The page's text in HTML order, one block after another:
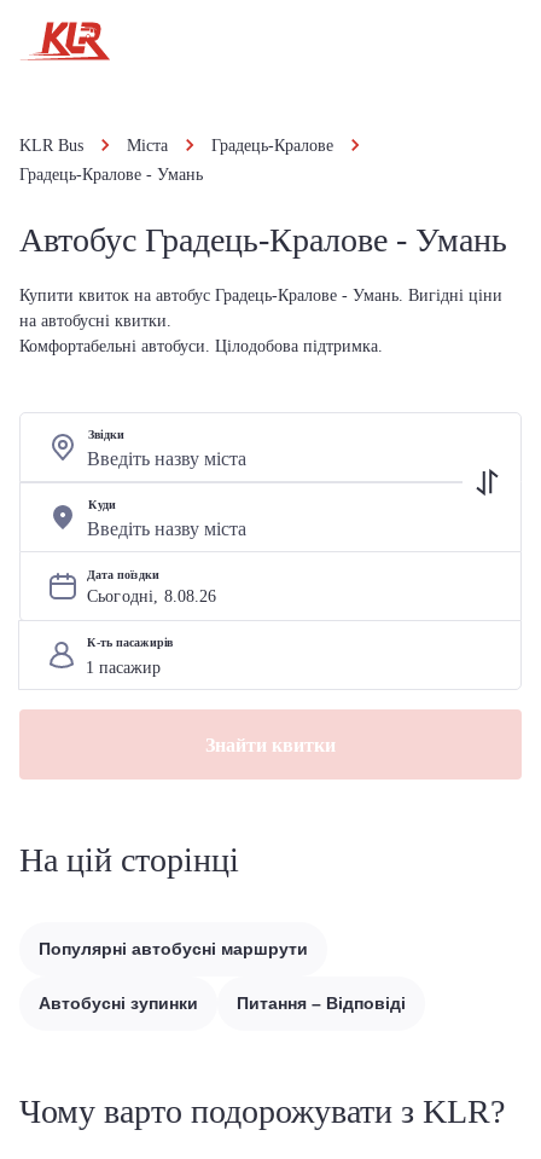
KLR Bus Міста
Градець-Кралове
Градець-Кралове - Умань
Автобус Градець-Кралове - Умань
Купити квиток на автобус Градець-Кралове - Умань. Вигідні ціни
на автобусні квитки.
Комфортабельні автобуси. Цілодобова підтримка.
Звідки
Куди
Дата поїздки
Сьогодні, 8.08.26
К-ть пасажирів
Знайти квитки
На цій сторінці
Популярні автобусні маршрути
Автобусні зупинки Питання – Відповіді
Чому варто подорожувати з KLR?